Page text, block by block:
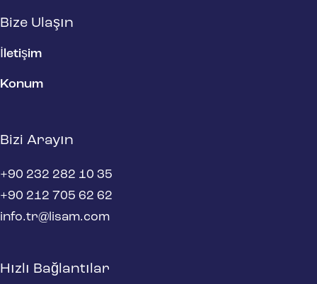
Bize Ulaşın
İletişim
Konum
Bizi Arayın
+90 232 282 10 35
+90 212 705 62 62
info.tr@lisam.com
Hızlı Bağlantılar